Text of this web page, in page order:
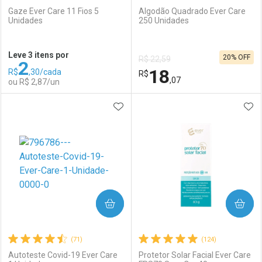
Comprar sem Desconto
Por R$ 79,11/cada
Comprar sem Desconto
Por R$ 79,11/cada
Comprar sem Desconto
Por R$ 18,91/cada
Comprar sem Desconto
Por R$ 18,91/cada
Gaze Ever Care 11 Fios 5
Unidades
Leve 3 itens por
R$2,30/cada
ou R$ 2,87/un
Laboratório
Por Menos
Algodão Quadrado Ever Care
250 Unidades
R$ 22,59
R$18,07
20% OFF
Laboratório
Por Menos
(71)
Autoteste Covid-19 Ever Care
ADICIONAR AOS FAVORITOS
COMPRAR
(124)
Protetor Solar Facial Ever Care
COMPRAR